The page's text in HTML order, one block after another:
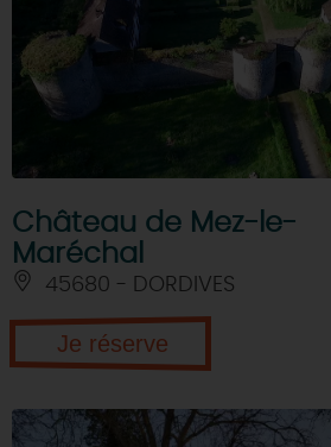
Château de Mez-le-
Maréchal
45680 - DORDIVES
Je réserve